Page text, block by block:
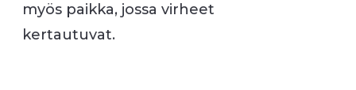
myös paikka, jossa virheet
kertautuvat.